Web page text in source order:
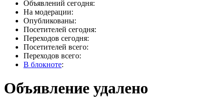
Объявлений сегодня:
На модерации:
Опубликованы:
Посетителей сегодня:
Переходов сегодня:
Посетителей всего:
Переходов всего:
В блокноте:
Объявление удалено